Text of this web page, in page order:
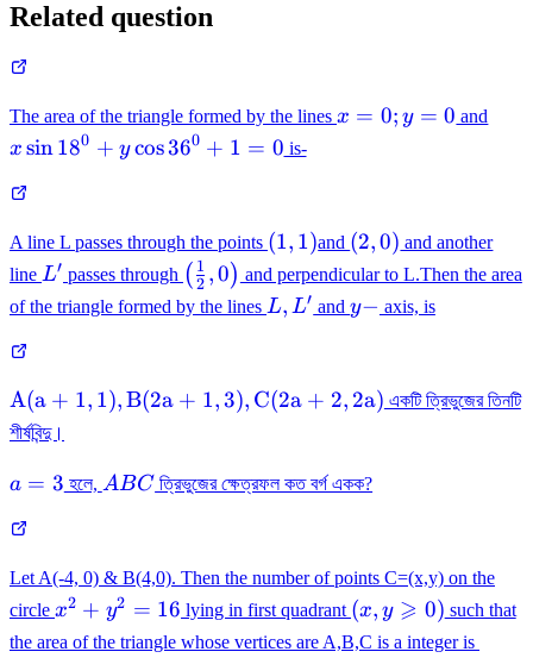
Related question
The area of the triangle formed by the lines x=0;y=0
x = 0; y = 0 and
{ {
}^{
x sin180 + y cos360 + 1 = 0 is-
A line L passes through the points (1,1)
(1, 1)and (2,0)
(2, 0) and another
line L^{\prime}
L′ passes through \left(\frac{1}
{2}, 0\right)
( 2
1 ,0) and perpendicular to L.Then the area
of the triangle formed by the lines L,
L, L′ andy-
y− axis, is
\mathrm{A}
(\mathrm{a}+1,1),
\mathrm{B}(2
\mathrm{a}+1,3),
\mathrm{a}+2,2
A(a + 1, 1),B(2a + 1,3), C(2a + 2, 2a) একটি ত্রিভুজের তিনটি
শীর্ষবিন্দু।
a=3
a = 3 হলে, ABC
ABC ত্রিভুজের ক্ষেত্রফল কত বর্গ একক?
Let A(-4, 0) & B(4,0). Then the number of points C=(x,y) on the
circle {x^2}
+
x2 + y2 = 16 lying in first quadrant (x,y
\geqslant
(x, y ⩾ 0) such that
the area of the triangle whose vertices are A,B,C is a integer is